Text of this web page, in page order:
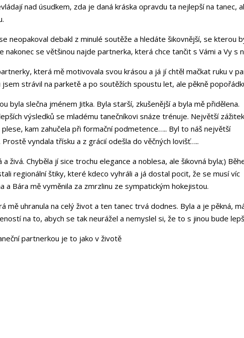
nad úsudkem, zda je daná kráska opravdu ta nejlepší na tanec,
neopakoval debakl z minulé soutěže a hledáte šikovnější, se kterou
se většinou najde partnerka, která chce tančit s Vámi a Vy s
která mě motivovala svou krásou a já jí chtěl mačkat ruku v
strávil na parketě a po soutěžích spoustu let, ale pěkně
byla slečna jménem Jitka. Byla starší, zkušenější a byla mě přidělena.
výsledků se mladému tanečníkovi snáze trénuje. Největší
kam zahučela při formační podmetence….. Byl to náš největší
vyndala třísku a z grácií odešla do věčných lovišť…..
živá. Chyběla jí sice trochu elegance a noblesa, ale šikovná byla;)
regionální štiky, které kdeco vyhráli a já dostal pocit, že se musí víc
Bára mě vyměnila za zmrzlinu ze sympatickým hokejistou.
mě uhranula na celý život a ten tanec trvá dodnes. Byla a je pěkná,
na to, abych se tak neurážel a nemyslel si, že to s jinou bude
partnerkou je to jako v životě